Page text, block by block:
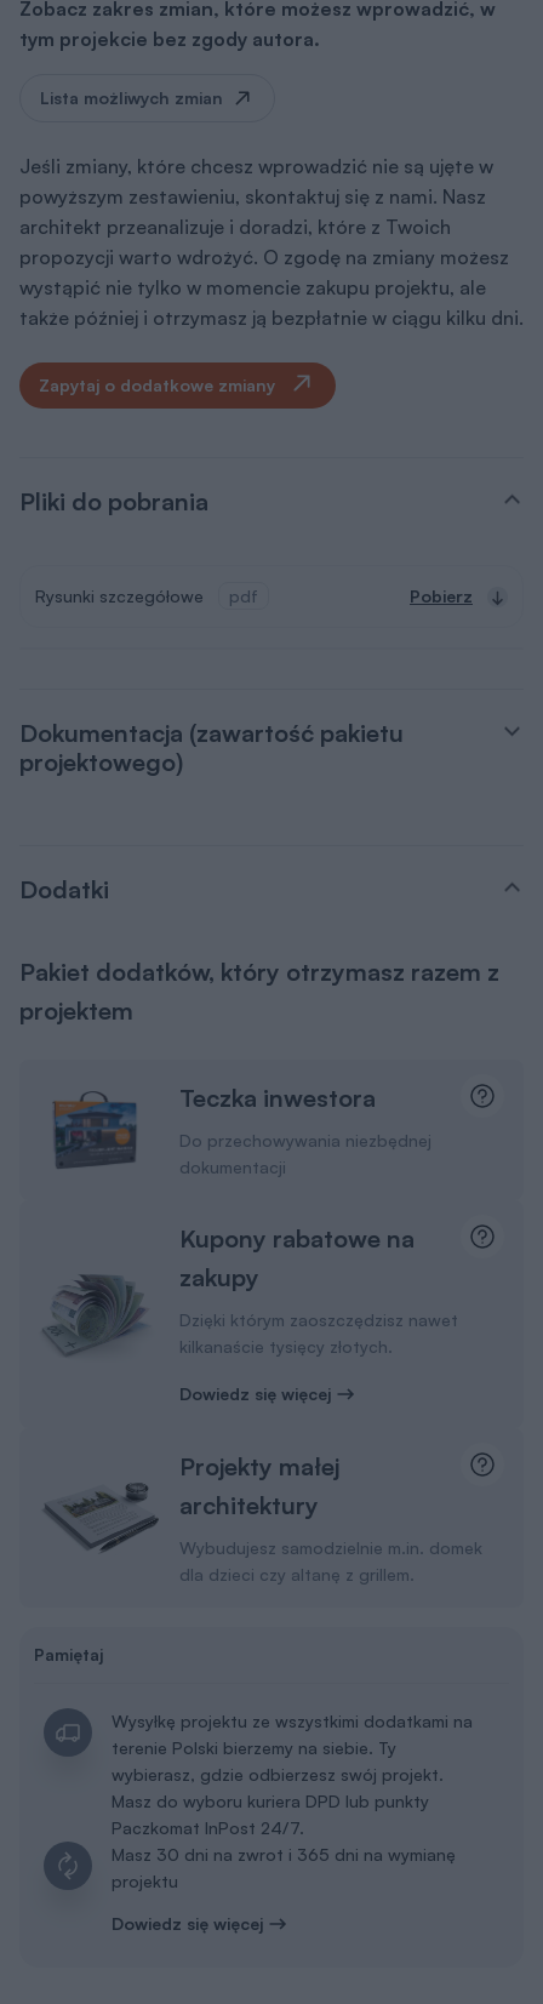
Zobacz zakres zmian, które możesz wprowadzić, w
tym projekcie bez zgody autora.
Lista możliwych zmian
Jeśli zmiany, które chcesz wprowadzić nie są ujęte w
powyższym zestawieniu, skontaktuj się z nami. Nasz
architekt przeanalizuje i doradzi, które z Twoich
propozycji warto wdrożyć. O zgodę na zmiany możesz
wystąpić nie tylko w momencie zakupu projektu, ale
także później i otrzymasz ją bezpłatnie w ciągu kilku dni.
Zapytaj o dodatkowe zmiany
Pliki do pobrania
Rysunki szczegółowe pdf Pobierz
Dokumentacja (zawartość pakietu
projektowego)
Dodatki
Pakiet dodatków, który otrzymasz razem z
projektem
Teczka inwestora
Do przechowywania niezbędnej
dokumentacji
Kupony rabatowe na
zakupy
Dzięki którym zaoszczędzisz nawet
kilkanaście tysięcy złotych.
Dowiedz się więcej
Projekty małej
architektury
Wybudujesz samodzielnie m.in. domek
dla dzieci czy altanę z grillem.
Pamiętaj
Wysyłkę projektu ze wszystkimi dodatkami na
terenie Polski bierzemy na siebie. Ty
wybierasz, gdzie odbierzesz swój projekt.
Masz do wyboru kuriera DPD lub punkty
Paczkomat InPost 24/7.
Masz 30 dni na zwrot i 365 dni na wymianę
projektu
Dowiedz się więcej